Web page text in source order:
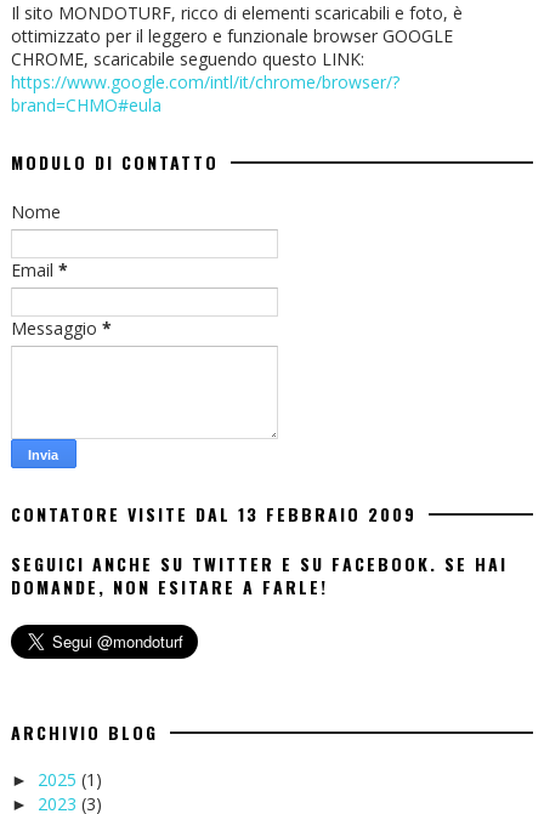
Il sito MONDOTURF, ricco di elementi scaricabili e foto, è
ottimizzato per il leggero e funzionale browser GOOGLE
CHROME, scaricabile seguendo questo LINK:
https://www.google.com/intl/it/chrome/browser/?
brand=CHMO#eula
MODULO DI CONTATTO
Nome
Email *
Messaggio *
CONTATORE VISITE DAL 13 FEBBRAIO 2009
SEGUICI ANCHE SU TWITTER E SU FACEBOOK. SE HAI
DOMANDE, NON ESITARE A FARLE!
ARCHIVIO BLOG
► 2025 (1)
► 2023 (3)